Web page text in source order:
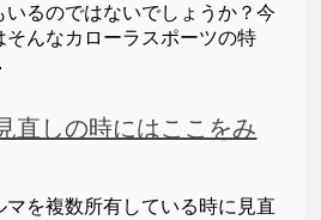
いるのではないでしょうか？今
そんなカローラスポーツの特
直しの時にはここをみ
マを複数所有している時に見直